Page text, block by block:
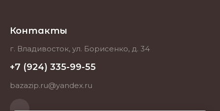
Контакты
г. Владивосток, ул. Борисенко, д. 34
+7 (924) 335-99-55
bazazip.ru@yandex.ru